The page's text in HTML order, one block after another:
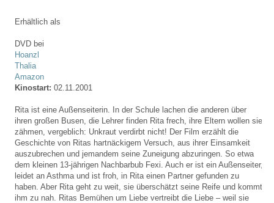
Erhältlich als
DVD bei
Hoanzl
Thalia
Amazon
Kinostart: 02.11.2001
Rita ist eine Außenseiterin. In der Schule lachen die anderen über
ihren großen Busen, die Lehrer finden Rita frech, ihre Eltern wollen sie
zähmen, vergeblich: Unkraut verdirbt nicht! Der Film erzählt die
Geschichte von Ritas hartnäckigem Versuch, aus ihrer Einsamkeit
auszubrechen und jemandem seine Zuneigung abzuringen. So etwa
dem kleinen 13-jährigen Nachbarbub Fexi. Auch er ist ein Außenseiter,
leidet an Asthma und ist froh, in Rita einen Partner gefunden zu
haben. Aber Rita geht zu weit, sie überschätzt seine Reife und kommt
ihm zu nah. Ritas Bemühen um Liebe vertreibt die Liebe – weil sie